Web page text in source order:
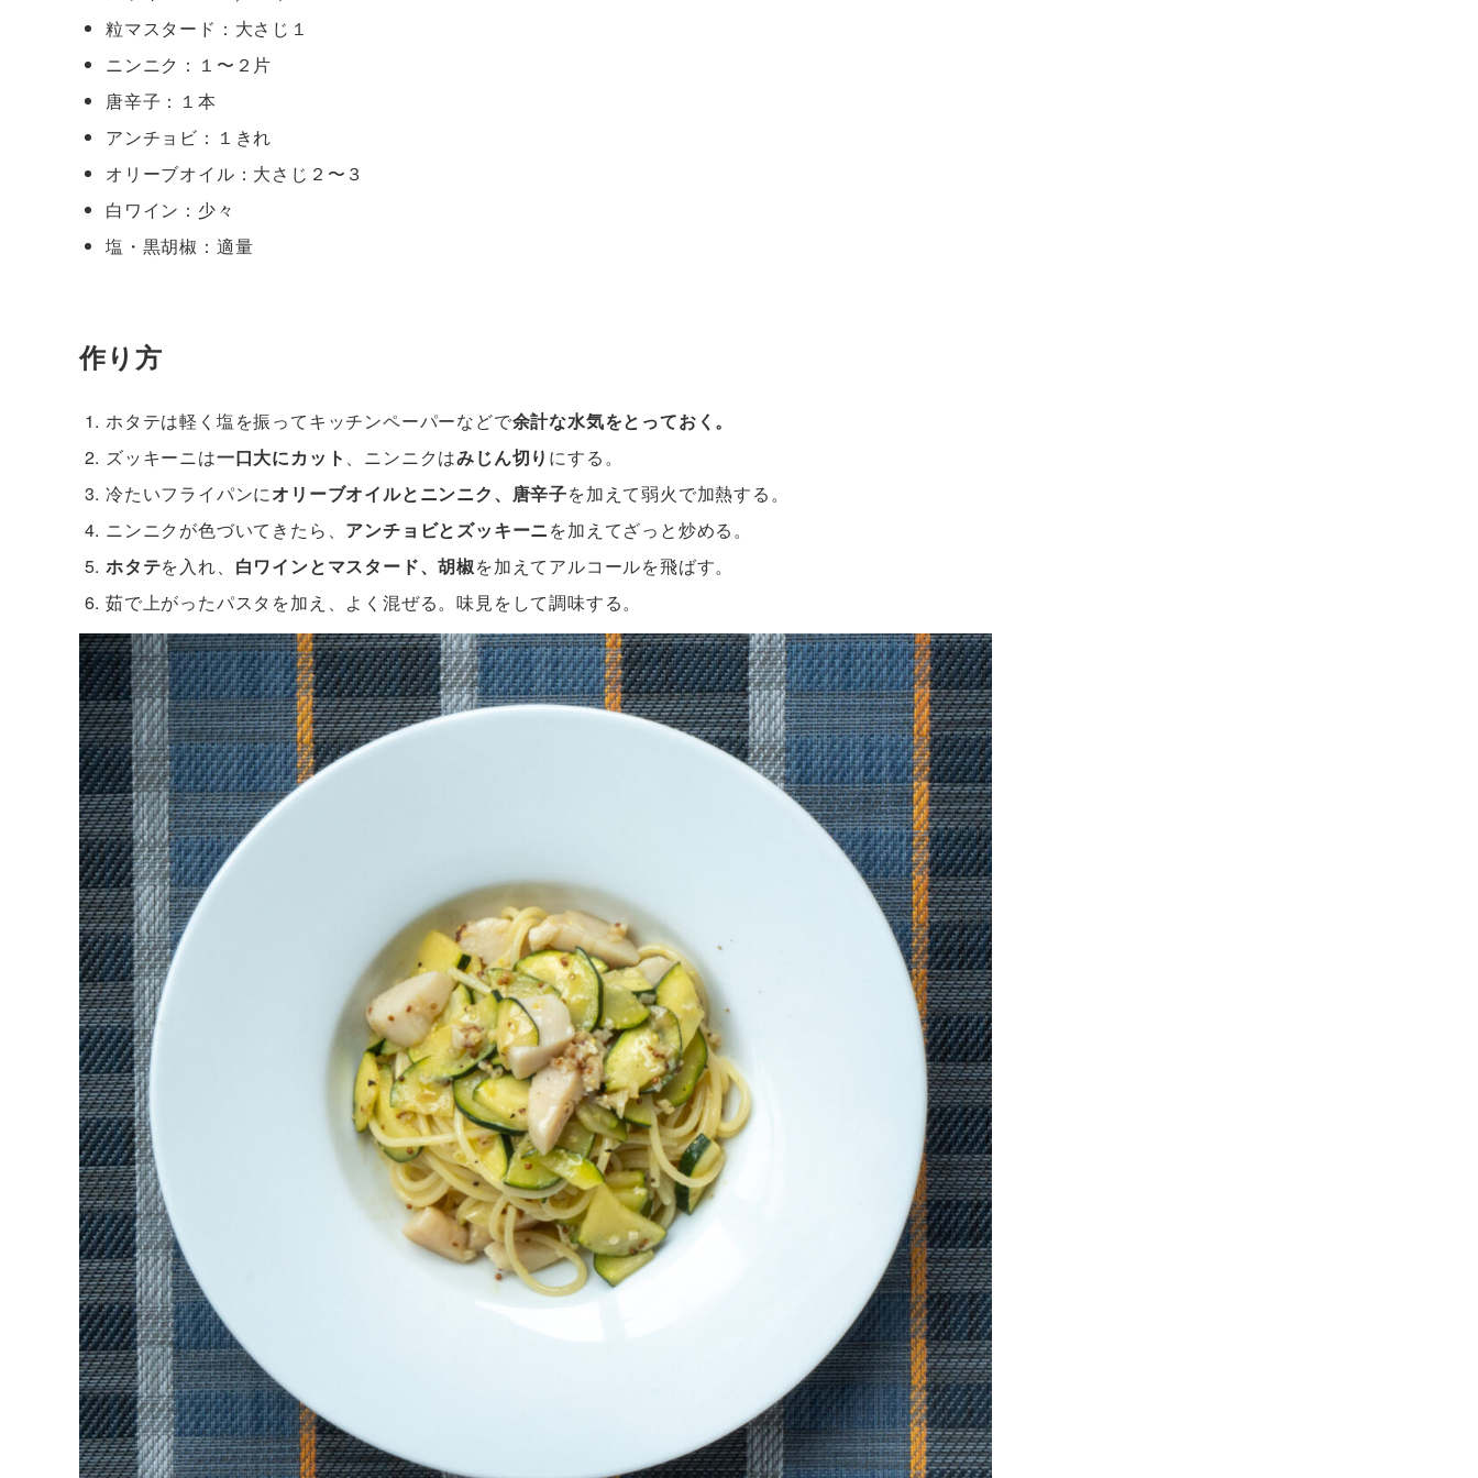
粒マスタード：大さじ１
ニンニク：１〜２片
唐辛子：１本
アンチョビ：１きれ
オリーブオイル：大さじ２〜３
白ワイン：少々
塩・黒胡椒：適量
作り方
ホタテは軽く塩を振ってキッチンペーパーなどで余計な水気をとっておく。
ズッキーニは一口大にカット 、ニンニクはみじん切り にする。
冷たいフライパンにオリーブオイルとニンニク、唐辛子を加えて弱火で加熱する。
ニンニクが色づいてきたら、 アンチョビとズッキーニを加えてざっと炒める。
ホタテを入れ、 白ワインとマスタード、胡椒を加えてアルコールを飛ばす。
茹で上がったパスタを加え、よく混ぜる。味見をして調味する。